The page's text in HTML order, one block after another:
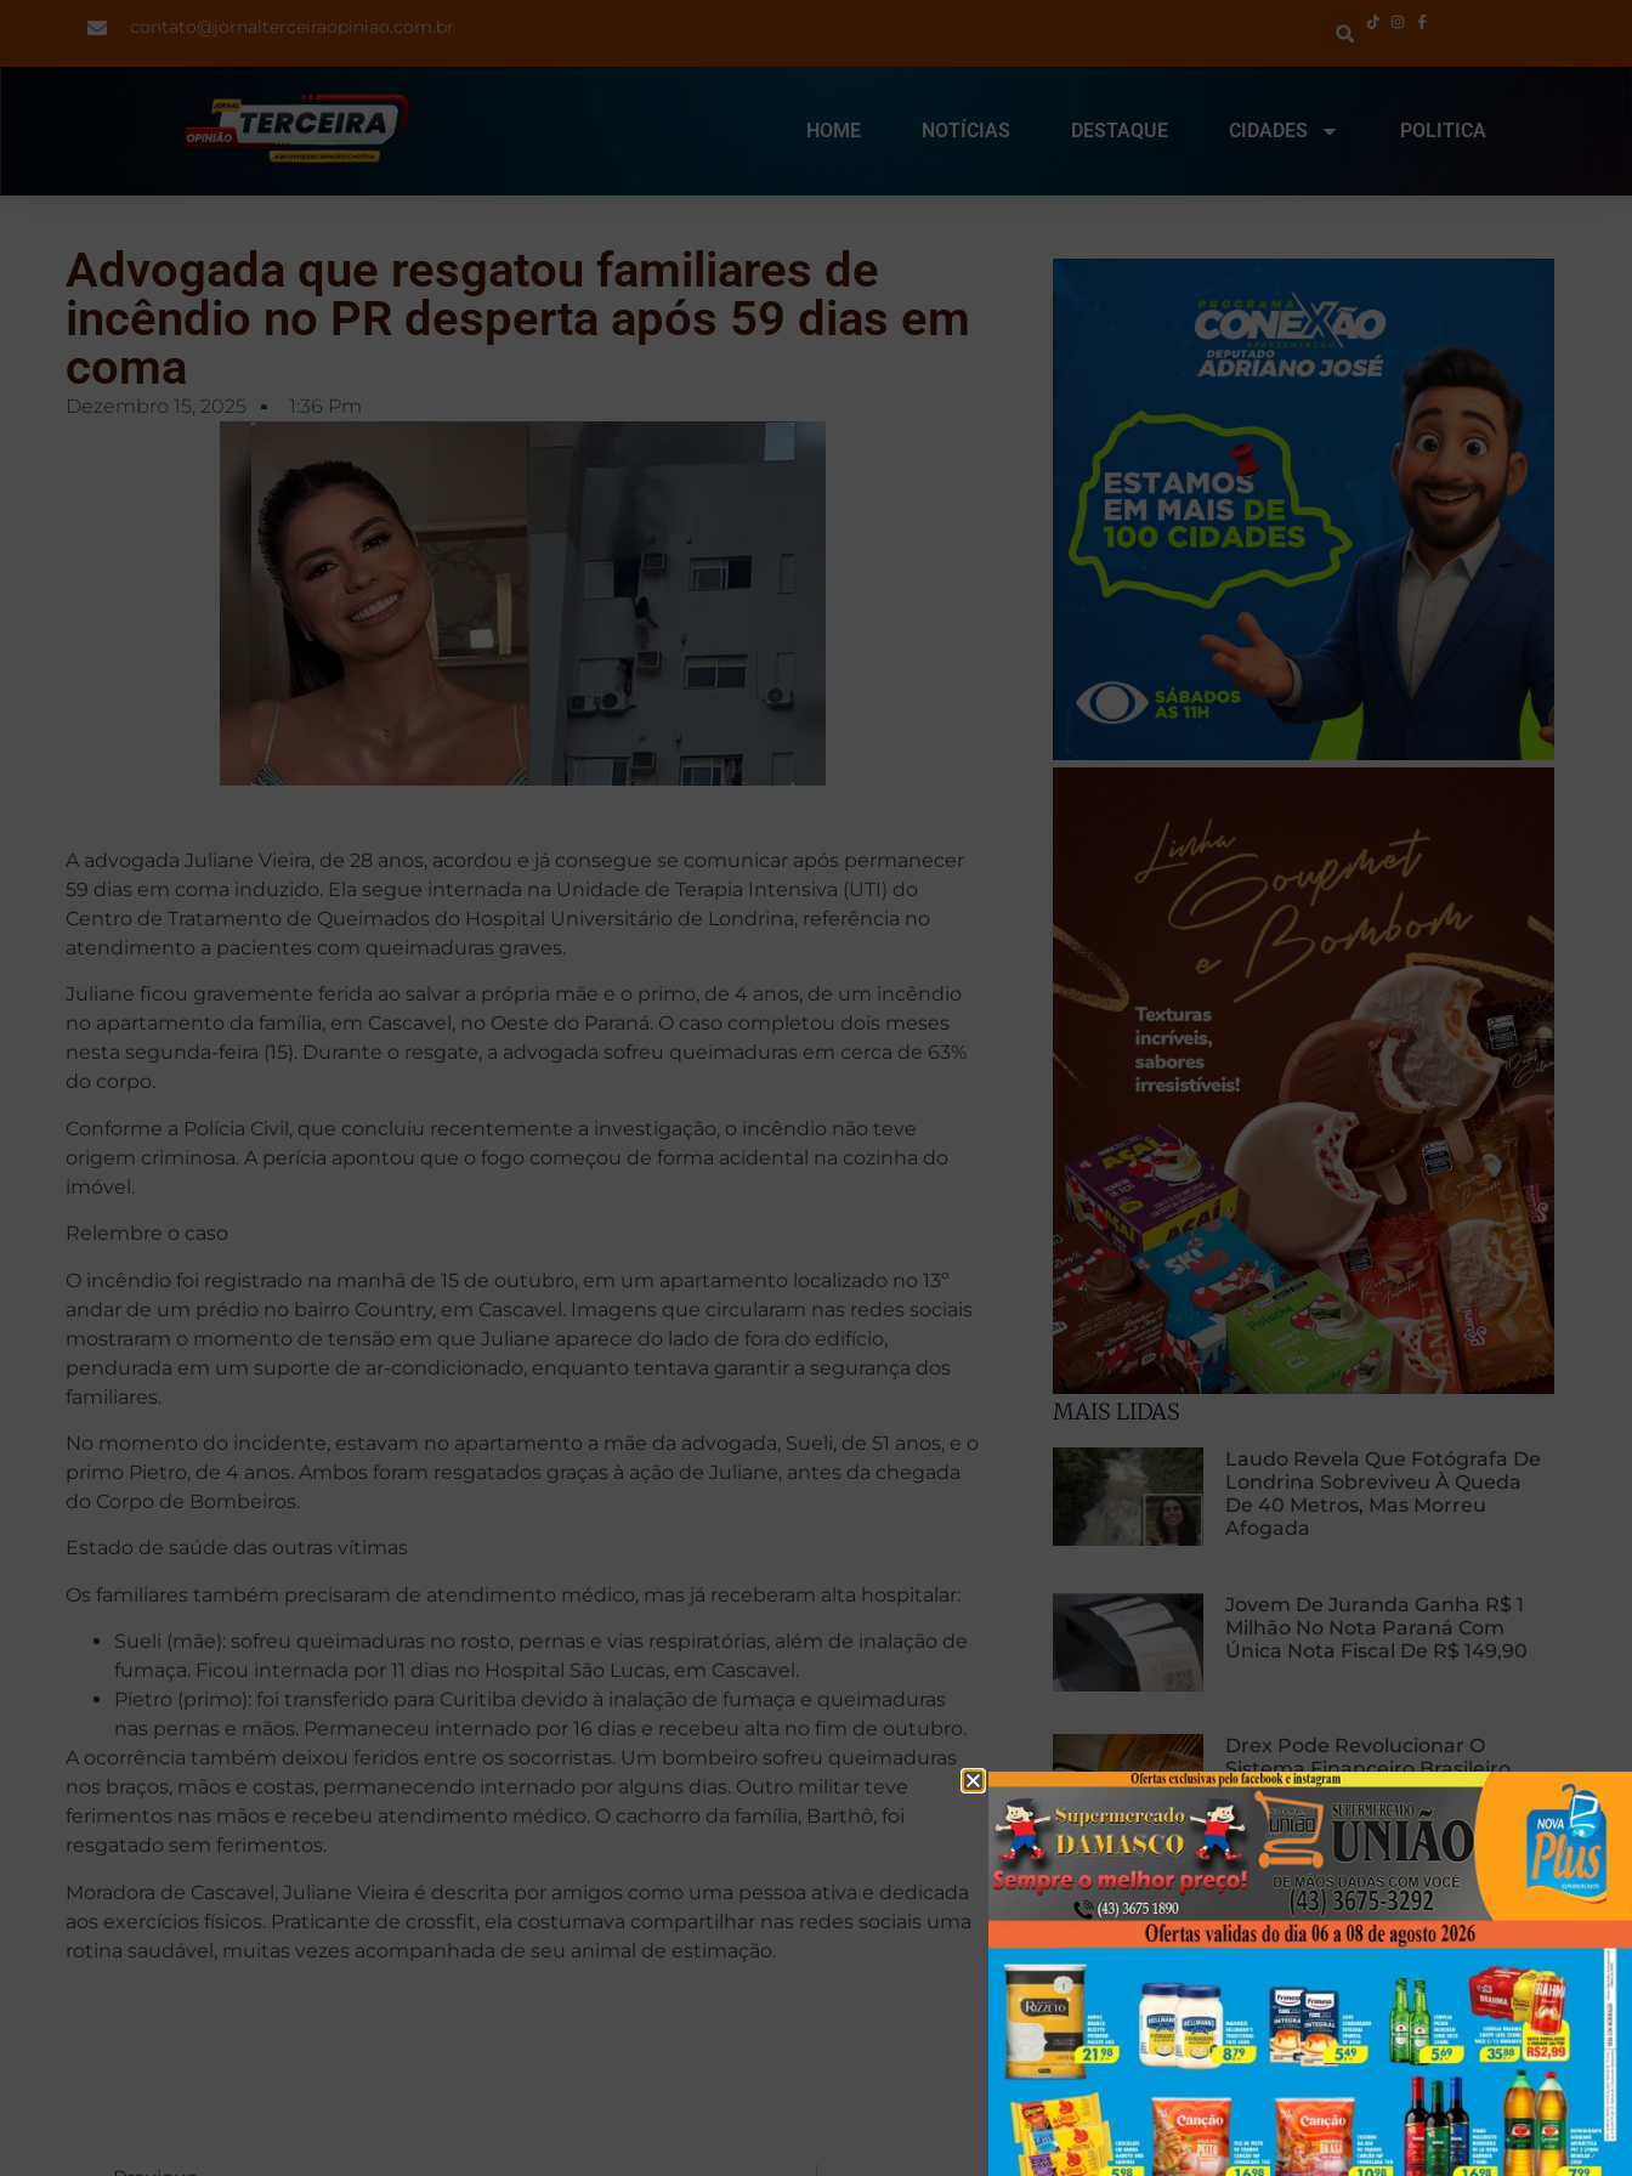
contato@jornalterceiraopiniao.com.br
HOME NOTÍCIAS DESTAQUE CIDADES POLITICA
Advogada que resgatou familiares de
incêndio no PR desperta após 59 dias em
coma
Dezembro 15, 2025 1:36 Pm
A advogada Juliane Vieira, de 28 anos, acordou e já consegue se comunicar após permanecer
59 dias em coma induzido. Ela segue internada na Unidade de Terapia Intensiva (UTI) do
Centro de Tratamento de Queimados do Hospital Universitário de Londrina, referência no
atendimento a pacientes com queimaduras graves.
Juliane ficou gravemente ferida ao salvar a própria mãe e o primo, de 4 anos, de um incêndio
no apartamento da família, em Cascavel, no Oeste do Paraná. O caso completou dois meses
nesta segunda-feira (15). Durante o resgate, a advogada sofreu queimaduras em cerca de 63%
do corpo.
Conforme a Polícia Civil, que concluiu recentemente a investigação, o incêndio não teve
origem criminosa. A perícia apontou que o fogo começou de forma acidental na cozinha do
imóvel.
Relembre o caso
O incêndio foi registrado na manhã de 15 de outubro, em um apartamento localizado no 13º
andar de um prédio no bairro Country, em Cascavel. Imagens que circularam nas redes sociais
mostraram o momento de tensão em que Juliane aparece do lado de fora do edifício,
pendurada em um suporte de ar-condicionado, enquanto tentava garantir a segurança dos
familiares.
No momento do incidente, estavam no apartamento a mãe da advogada, Sueli, de 51 anos, e o
primo Pietro, de 4 anos. Ambos foram resgatados graças à ação de Juliane, antes da chegada
do Corpo de Bombeiros.
Estado de saúde das outras vítimas
Os familiares também precisaram de atendimento médico, mas já receberam alta hospitalar:
Sueli (mãe): sofreu queimaduras no rosto, pernas e vias respiratórias, além de inalação de
fumaça. Ficou internada por 11 dias no Hospital São Lucas, em Cascavel.
Pietro (primo): foi transferido para Curitiba devido à inalação de fumaça e queimaduras
nas pernas e mãos. Permaneceu internado por 16 dias e recebeu alta no fim de outubro.
A ocorrência também deixou feridos entre os socorristas. Um bombeiro sofreu queimaduras
nos braços, mãos e costas, permanecendo internado por alguns dias. Outro militar teve
ferimentos nas mãos e recebeu atendimento médico. O cachorro da família, Barthô, foi
resgatado sem ferimentos.
Moradora de Cascavel, Juliane Vieira é descrita por amigos como uma pessoa ativa e dedicada
aos exercícios físicos. Praticante de crossfit, ela costumava compartilhar nas redes sociais uma
rotina saudável, muitas vezes acompanhada de seu animal de estimação.
MAIS LIDAS
Laudo Revela Que Fotógrafa De
Londrina Sobreviveu À Queda
De 40 Metros, Mas Morreu
Afogada
Jovem De Juranda Ganha R$ 1
Milhão No Nota Paraná Com
Única Nota Fiscal De R$ 149,90
Drex Pode Revolucionar O
Sistema Financeiro Brasileiro
Com Contratos Inteligentes,
Tokenização E Dinheiro
Programável
Homem Sofre Ataque Cardíaco
Durante Relação Sexual, Morre E
Caso Gera Batalha Judicial Por
Doação De Órgãos